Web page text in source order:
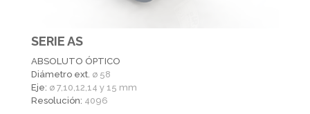
SERIE AS
ABSOLUTO ÓPTICO
Diámetro ext. ø 58
Eje: ø 7,10,12,14 y 15 mm
Resolución: 4096